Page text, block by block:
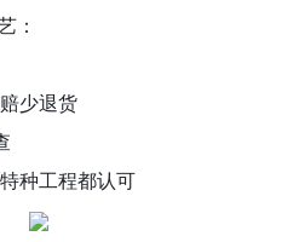
：
少退货
种工程都认可